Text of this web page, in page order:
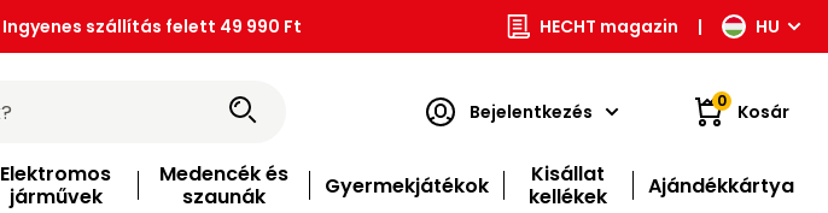
Ingyenes szállítás felett 49 990 Ft HECHT magazin | HU
Bejelentkezés 0 Kosár
Elektromos
járművek
Medencék és
szaunák
Gyermekjátékok
Kisállat
kellékek
Ajándékkártya